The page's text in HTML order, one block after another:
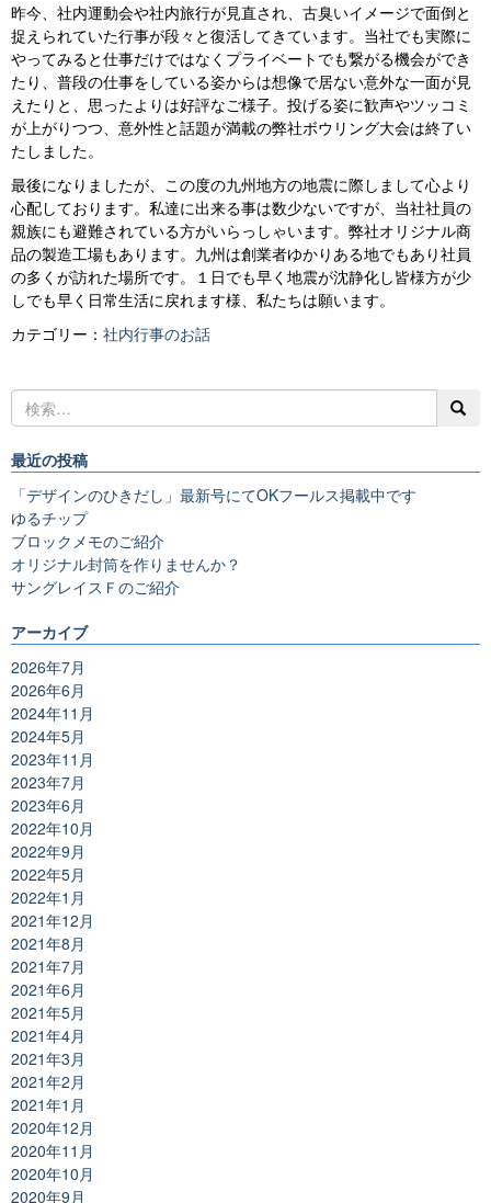
昨今、社内運動会や社内旅行が見直され、古臭いイメージで面倒と
捉えられていた行事が段々と復活してきています。当社でも実際に
やってみると仕事だけではなくプライベートでも繋がる機会ができ
たり、普段の仕事をしている姿からは想像で居ない意外な一面が見
えたりと、思ったよりは好評なご様子。投げる姿に歓声やツッコミ
が上がりつつ、意外性と話題が満載の弊社ボウリング大会は終了い
たしました。
最後になりましたが、この度の九州地方の地震に際しまして心より
心配しております。私達に出来る事は数少ないですが、当社社員の
親族にも避難されている方がいらっしゃいます。弊社オリジナル商
品の製造工場もあります。九州は創業者ゆかりある地でもあり社員
の多くが訪れた場所です。１日でも早く地震が沈静化し皆様方が少
しでも早く日常生活に戻れます様、私たちは願います。
カテゴリー： 社内行事のお話
最近の投稿
「デザインのひきだし」最新号にてOKフールス掲載中です
ゆるチップ
ブロックメモのご紹介
オリジナル封筒を作りませんか？
サングレイスＦのご紹介
アーカイブ
2026年7月
2026年6月
2024年11月
2024年5月
2023年11月
2023年7月
2023年6月
2022年10月
2022年9月
2022年5月
2022年1月
2021年12月
2021年8月
2021年7月
2021年6月
2021年5月
2021年4月
2021年3月
2021年2月
2021年1月
2020年12月
2020年11月
2020年10月
2020年9月